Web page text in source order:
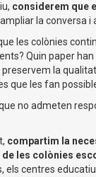
considerem que
la conversa i
les colònies
Quin paper
la
que les fan
no admeten
compartim la
les colònies
els centres